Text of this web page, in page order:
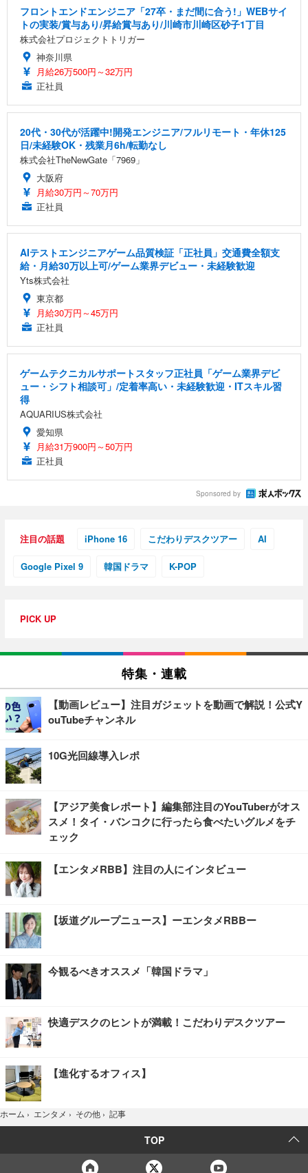
フロントエンドエンジニア「27卒・まだ間に合う!」WEBサイ
トの実装/賞与あり/昇給賞与あり/川崎市川崎区砂子1丁目
株式会社プロジェクトトリガー
神奈川県
月給26万500円～32万円
正社員
20代・30代が活躍中!開発エンジニア/フルリモート・年休125
日/未経験OK・残業月6h/転勤なし
株式会社TheNewGate「7969」
大阪府
月給30万円～70万円
正社員
AIテストエンジニアゲーム品質検証「正社員」交通費全額支
給・月給30万以上可/ゲーム業界デビュー・未経験歓迎
Yts株式会社
東京都
月給30万円～45万円
正社員
ゲームテクニカルサポートスタッフ正社員「ゲーム業界デビ
ュー・シフト相談可」/定着率高い・未経験歓迎・ITスキル習
得
AQUARIUS株式会社
愛知県
月給31万900円～50万円
正社員
Sponsored by
注目の話題 iPhone 16 こだわりデスクツアー AI
Google Pixel 9 韓国ドラマ K-POP
PICK UP
特集・連載
【動画レビュー】注目ガジェットを動画で解説！公式Y
ouTubeチャンネル
10G光回線導入レポ
【アジア美食レポート】編集部注目のYouTuberがオス
スメ！タイ・バンコクに行ったら食べたいグルメをチ
ェック
【エンタメRBB】注目の人にインタビュー
【坂道グループニュース】ーエンタメRBBー
今観るべきオススメ「韓国ドラマ」
快適デスクのヒントが満載！こだわりデスクツアー
【進化するオフィス】
ホーム › エンタメ › その他 › 記事
TOP